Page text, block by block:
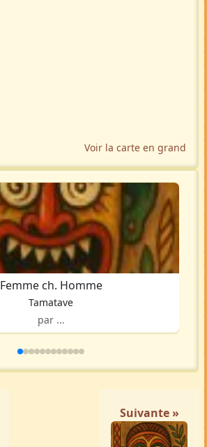
Voir la carte en grand
Femme ch. Homme
Tamatave
par ...
Suivante »